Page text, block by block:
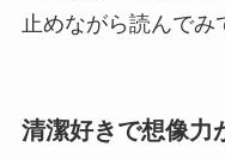
止めながら読んでみ
清潔好きで想像力